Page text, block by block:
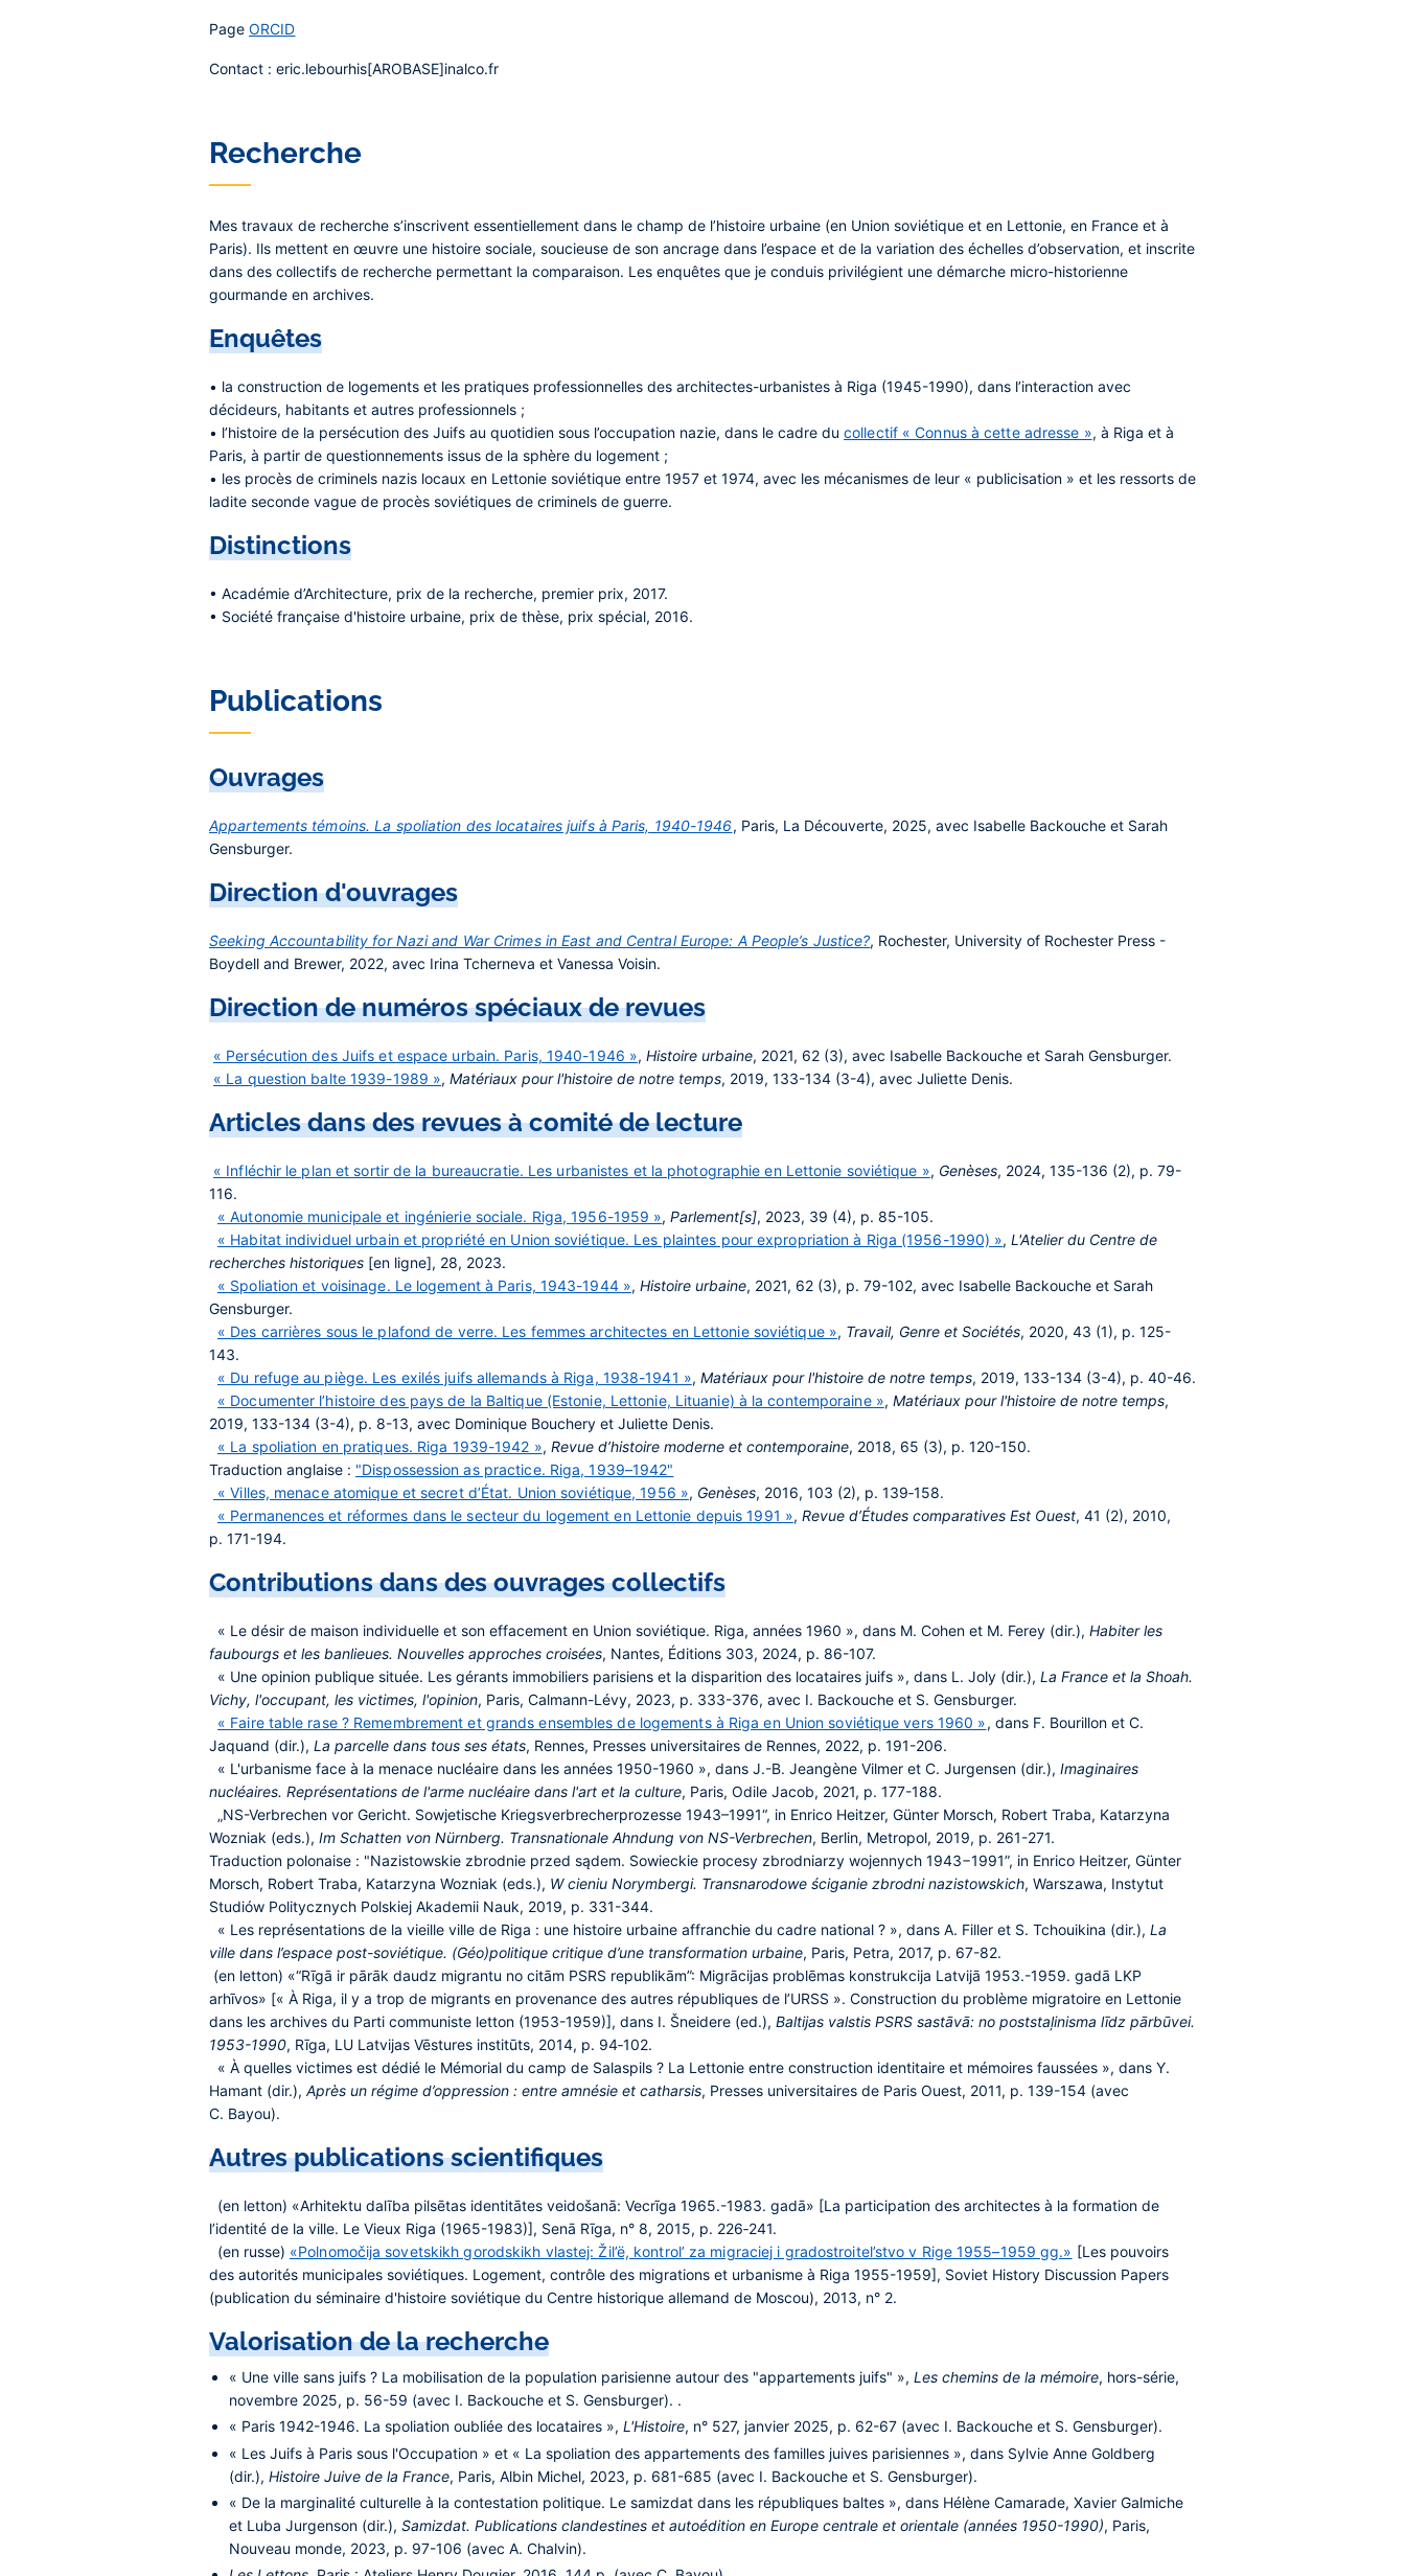
Page ORCID
Contact : eric.lebourhis[AROBASE]inalco.fr
Recherche
Mes travaux de recherche s’inscrivent essentiellement dans le champ de l’histoire urbaine (en Union soviétique et en Lettonie, en France et à
Paris). Ils mettent en œuvre une histoire sociale, soucieuse de son ancrage dans l’espace et de la variation des échelles d’observation, et inscrite
dans des collectifs de recherche permettant la comparaison. Les enquêtes que je conduis privilégient une démarche micro-historienne
gourmande en archives.
Enquêtes
• la construction de logements et les pratiques professionnelles des architectes-urbanistes à Riga (1945-1990), dans l’interaction avec
décideurs, habitants et autres professionnels ;
• l’histoire de la persécution des Juifs au quotidien sous l’occupation nazie, dans le cadre du collectif « Connus à cette adresse », à Riga et à
Paris, à partir de questionnements issus de la sphère du logement ;
• les procès de criminels nazis locaux en Lettonie soviétique entre 1957 et 1974, avec les mécanismes de leur « publicisation » et les ressorts de
ladite seconde vague de procès soviétiques de criminels de guerre.
Distinctions
• Académie d’Architecture, prix de la recherche, premier prix, 2017.
• Société française d'histoire urbaine, prix de thèse, prix spécial, 2016.
Publications
Ouvrages
Appartements témoins. La spoliation des locataires juifs à Paris, 1940-1946, Paris, La Découverte, 2025, avec Isabelle Backouche et Sarah
Gensburger.
Direction d'ouvrages
Seeking Accountability for Nazi and War Crimes in East and Central Europe: A People’s Justice?, Rochester, University of Rochester Press -
Boydell and Brewer, 2022, avec Irina Tcherneva et Vanessa Voisin.
Direction de numéros spéciaux de revues
« Persécution des Juifs et espace urbain. Paris, 1940-1946 », Histoire urbaine, 2021, 62 (3), avec Isabelle Backouche et Sarah Gensburger.
« La question balte 1939-1989 »,Matériaux pour l'histoire de notre temps, 2019, 133-134 (3-4), avec Juliette Denis.
Articles dans des revues à comité de lecture
« Infléchir le plan et sortir de la bureaucratie. Les urbanistes et la photographie en Lettonie soviétique », Genèses, 2024, 135-136 (2), p. 79-
116.
« Autonomie municipale et ingénierie sociale. Riga, 1956-1959 »,Parlement[s], 2023, 39 (4), p. 85-105.
« Habitat individuel urbain et propriété en Union soviétique. Les plaintes pour expropriation à Riga (1956-1990) »,L'Atelier du Centre de
recherches historiques [en ligne], 28, 2023.
« Spoliation et voisinage. Le logement à Paris, 1943-1944 », Histoire urbaine, 2021, 62 (3), p. 79-102, avec Isabelle Backouche et Sarah
Gensburger.
« Des carrières sous le plafond de verre. Les femmes architectes en Lettonie soviétique », Travail, Genre et Sociétés, 2020, 43 (1), p. 125-
143.
« Du refuge au piège. Les exilés juifs allemands à Riga, 1938-1941 », Matériaux pour l'histoire de notre temps, 2019, 133-134 (3-4), p. 40-46.
« Documenter l’histoire des pays de la Baltique (Estonie, Lettonie, Lituanie) à la contemporaine », Matériaux pour l'histoire de notre temps,
2019, 133-134 (3-4), p. 8-13, avec Dominique Bouchery et Juliette Denis.
« La spoliation en pratiques. Riga 1939-1942 », Revue d’histoire moderne et contemporaine, 2018, 65 (3), p. 120-150.
Traduction anglaise : "Dispossession as practice. Riga, 1939–1942"
« Villes, menace atomique et secret d’État. Union soviétique, 1956 », Genèses, 2016, 103 (2), p. 139‑158.
« Permanences et réformes dans le secteur du logement en Lettonie depuis 1991 », Revue d’Études comparatives Est Ouest, 41 (2), 2010,
p. 171-194.
Contributions dans des ouvrages collectifs
« Le désir de maison individuelle et son effacement en Union soviétique. Riga, années 1960 », dans M. Cohen et M. Ferey (dir.), Habiter les
faubourgs et les banlieues. Nouvelles approches croisées, Nantes, Éditions 303, 2024, p. 86-107.
« Une opinion publique située. Les gérants immobiliers parisiens et la disparition des locataires juifs », dans L. Joly (dir.), La France et la Shoah.
Vichy, l'occupant, les victimes, l'opinion, Paris, Calmann-Lévy, 2023, p. 333-376, avec I. Backouche et S. Gensburger.
« Faire table rase ? Remembrement et grands ensembles de logements à Riga en Union soviétique vers 1960 », dans F. Bourillon et C.
Jaquand (dir.), La parcelle dans tous ses états, Rennes, Presses universitaires de Rennes, 2022, p. 191-206.
« L'urbanisme face à la menace nucléaire dans les années 1950-1960 », dans J.-B. Jeangène Vilmer et C. Jurgensen (dir.), Imaginaires
nucléaires. Représentations de l'arme nucléaire dans l'art et la culture, Paris, Odile Jacob, 2021, p. 177-188.
„NS-Verbrechen vor Gericht. Sowjetische Kriegsverbrecherprozesse 1943–1991“, in Enrico Heitzer, Günter Morsch, Robert Traba, Katarzyna
Wozniak (eds.), Im Schatten von Nürnberg. Transnationale Ahndung von NS-Verbrechen, Berlin, Metropol, 2019, p. 261-271.
Traduction polonaise : "Nazistowskie zbrodnie przed sądem. Sowieckie procesy zbrodniarzy wojennych 1943−1991”, in Enrico Heitzer, Günter
Morsch, Robert Traba, Katarzyna Wozniak (eds.), W cieniu Norymbergi. Transnarodowe ściganie zbrodni nazistowskich, Warszawa, Instytut
Studiów Politycznych Polskiej Akademii Nauk, 2019, p. 331-344.
« Les représentations de la vieille ville de Riga : une histoire urbaine affranchie du cadre national ? », dans A. Filler et S. Tchouikina (dir.), La
ville dans l’espace post-soviétique. (Géo)politique critique d’une transformation urbaine, Paris, Petra, 2017, p. 67-82.
(en letton) «“Rīgā ir pārāk daudz migrantu no citām PSRS republikām”: Migrācijas problēmas konstrukcija Latvijā 1953.-1959. gadā LKP
arhīvos» [« À Riga, il y a trop de migrants en provenance des autres républiques de l’URSS ». Construction du problème migratoire en Lettonie
dans les archives du Parti communiste letton (1953-1959)], dans I. Šneidere (ed.), Baltijas valstis PSRS sastāvā: no poststaļinisma līdz pārbūvei.
1953-1990, Rīga, LU Latvijas Vēstures institūts, 2014, p. 94‑102.
« À quelles victimes est dédié le Mémorial du camp de Salaspils ? La Lettonie entre construction identitaire et mémoires faussées », dans Y.
Hamant (dir.), Après un régime d’oppression : entre amnésie et catharsis, Presses universitaires de Paris Ouest, 2011, p. 139-154 (avec
C. Bayou).
Autres publications scientifiques
(en letton) «Arhitektu dalība pilsētas identitātes veidošanā: Vecrīga 1965.-1983. gadā» [La participation des architectes à la formation de
l’identité de la ville. Le Vieux Riga (1965-1983)], Senā Rīga, n° 8, 2015, p. 226‑241.
(en russe) «Polnomočija sovetskikh gorodskikh vlastej: Žil’ë, kontrol’ za migraciej i gradostroitel’stvo v Rige 1955–1959 gg.» [Les pouvoirs
des autorités municipales soviétiques. Logement, contrôle des migrations et urbanisme à Riga 1955-1959], Soviet History Discussion Papers
(publication du séminaire d'histoire soviétique du Centre historique allemand de Moscou), 2013, n° 2.
Valorisation de la recherche
« Une ville sans juifs ? La mobilisation de la population parisienne autour des "appartements juifs" »,Les chemins de la mémoire, hors-série,
novembre 2025, p. 56-59 (avec I. Backouche et S. Gensburger). .
« Paris 1942-1946. La spoliation oubliée des locataires »,L'Histoire, n° 527, janvier 2025, p. 62-67 (avec I. Backouche et S. Gensburger).
« Les Juifs à Paris sous l'Occupation » et « La spoliation des appartements des familles juives parisiennes », dans Sylvie Anne Goldberg
(dir.),Histoire Juive de la France, Paris, Albin Michel, 2023, p. 681-685 (avec I. Backouche et S. Gensburger).
« De la marginalité culturelle à la contestation politique. Le samizdat dans les républiques baltes », dans Hélène Camarade, Xavier Galmiche
et Luba Jurgenson (dir.),Samizdat. Publications clandestines et autoédition en Europe centrale et orientale (années 1950-1990), Paris,
Nouveau monde, 2023, p. 97-106 (avec A. Chalvin).